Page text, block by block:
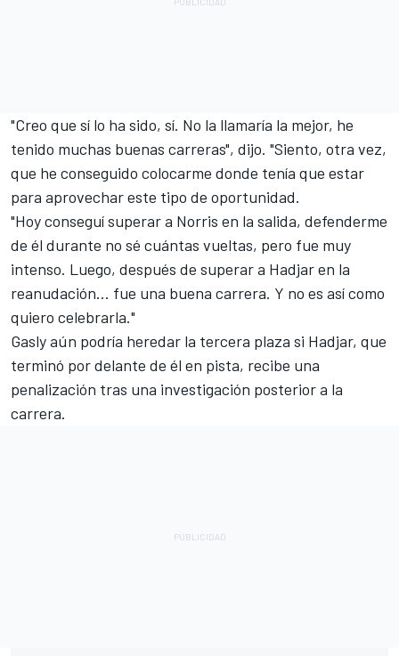
"Creo que sí lo ha sido, sí. No la llamaría la mejor, he
tenido muchas buenas carreras", dijo. "Siento, otra vez,
que he conseguido colocarme donde tenía que estar
para aprovechar este tipo de oportunidad.
"Hoy conseguí superar a Norris en la salida, defenderme
de él durante no sé cuántas vueltas, pero fue muy
intenso. Luego, después de superar a Hadjar en la
reanudación... fue una buena carrera. Y no es así como
quiero celebrarla."
Gasly aún podría heredar la tercera plaza si Hadjar, que
terminó por delante de él en pista, recibe una
penalización tras una investigación posterior a la
carrera.